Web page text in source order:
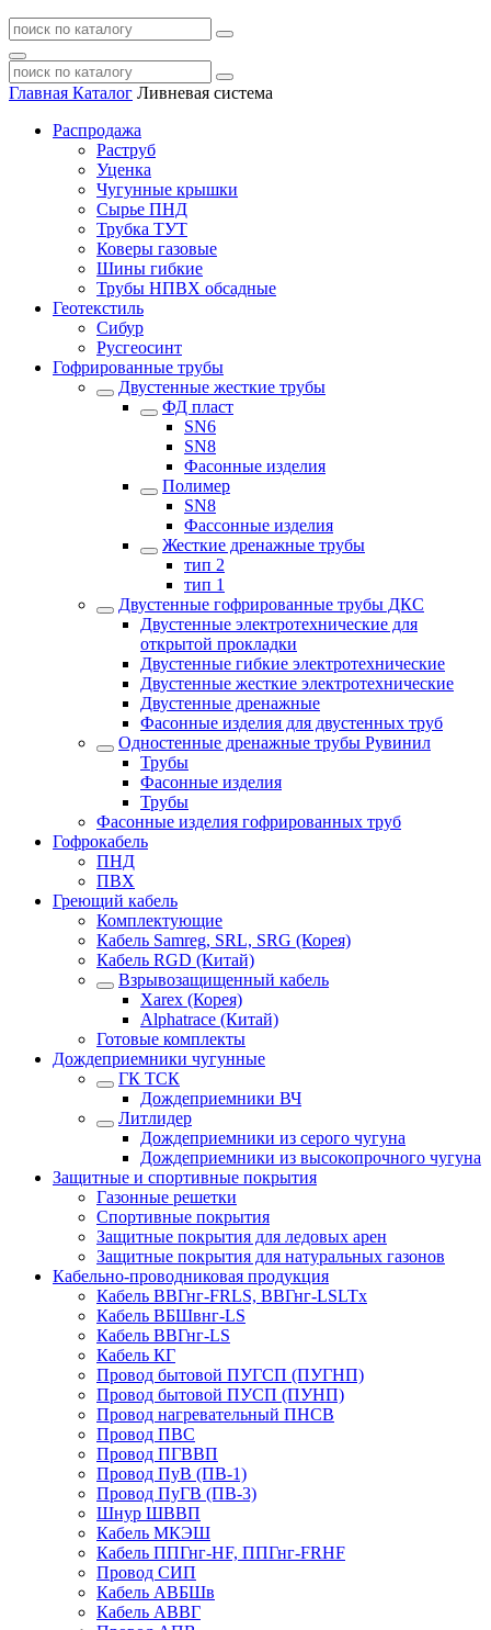
Главная Каталог Ливневая система
Распродажа
Раструб
Уценка
Чугунные крышки
Сырье ПНД
Трубка ТУТ
Коверы газовые
Шины гибкие
Трубы НПВХ обсадные
Геотекстиль
Сибур
Русгеосинт
Гофрированные трубы
Двустенные жесткие трубы
ФД пласт
SN6
SN8
Фасонные изделия
Полимер
SN8
Фассонные изделия
Жесткие дренажные трубы
тип 2
тип 1
Двустенные гофрированные трубы ДКС
Двустенные электротехнические для
открытой прокладки
Двустенные гибкие электротехнические
Двустенные жесткие электротехнические
Двустенные дренажные
Фасонные изделия для двустенных труб
Одностенные дренажные трубы Рувинил
Трубы
Фасонные изделия
Трубы
Фасонные изделия гофрированных труб
Гофрокабель
ПНД
ПВХ
Греющий кабель
Комплектующие
Кабель Samreg, SRL, SRG (Корея)
Кабель RGD (Китай)
Взрывозащищенный кабель
Xarex (Корея)
Alphatrace (Китай)
Готовые комплекты
Дождеприемники чугунные
ГК ТСК
Дождеприемники ВЧ
Литлидер
Дождеприемники из серого чугуна
Дождеприемники из высокопрочного чугуна
Защитные и спортивные покрытия
Газонные решетки
Спортивные покрытия
Защитные покрытия для ледовых арен
Защитные покрытия для натуральных газонов
Кабельно-проводниковая продукция
Кабель ВВГнг-FRLS, ВВГнг-LSLTx
Кабель ВБШвнг-LS
Кабель ВВГнг-LS
Кабель КГ
Провод бытовой ПУГСП (ПУГНП)
Провод бытовой ПУСП (ПУНП)
Провод нагревательный ПНСВ
Провод ПВС
Провод ПГВВП
Провод ПуВ (ПВ-1)
Провод ПуГВ (ПВ-3)
Шнур ШВВП
Кабель МКЭШ
Кабель ППГнг-HF, ППГнг-FRHF
Провод СИП
Кабель АВБШв
Кабель АВВГ